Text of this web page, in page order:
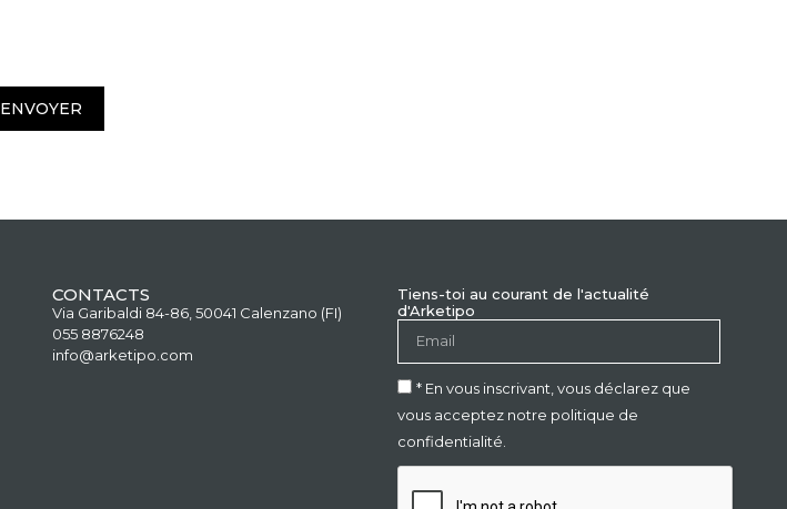
ENVOYER
CONTACTS
Via Garibaldi 84-86, 50041 Calenzano (FI)
055 8876248
info@arketipo.com
Tiens-toi au courant de l'actualité
d'Arketipo
* En vous inscrivant, vous déclarez que
vous acceptez notre politique de
confidentialité.